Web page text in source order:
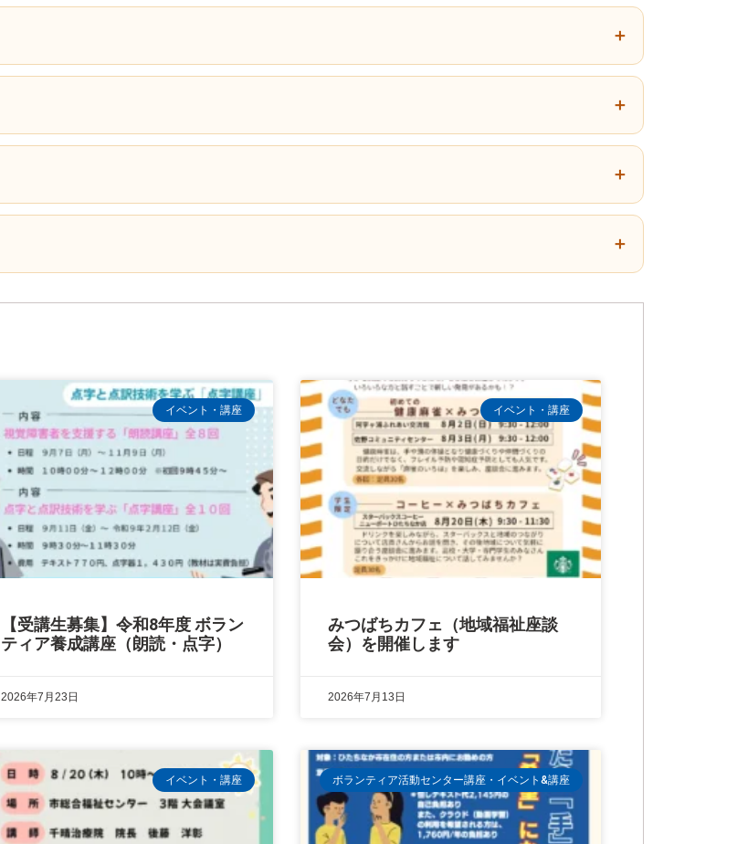
イベント・講座
【受講生募集】令和8年度 ボラン
ティア養成講座（朗読・点字）
2026年7月23日
イベント・講座
みつばちカフェ（地域福祉座談
会）を開催します
2026年7月13日
イベント・講座 ボランティア活動センター講座・イベント&講座